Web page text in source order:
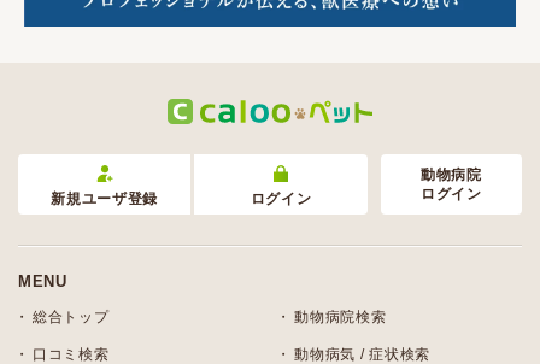
新規ユーザ登録 ログイン
動物病院
ログイン
MENU
総合トップ 動物病院検索
口コミ検索 動物病気 / 症状検索